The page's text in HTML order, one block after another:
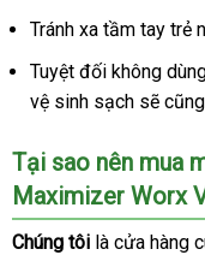
Loan
Tránh xa tầm tay trẻ
Tuyệt đối không
vệ sinh sạch Mỹ
sẽ quà
Tại sao nên mua
Maximizer Worx
Chúng tôi là cửa hàng